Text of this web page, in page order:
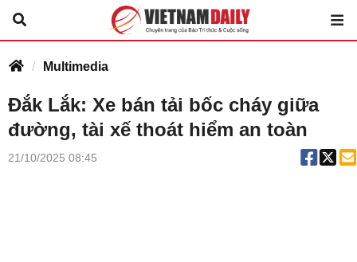
Multimedia
Đắk Lắk: Xe bán tải bốc cháy giữa
đường, tài xế thoát hiểm an toàn
21/10/2025 08:45